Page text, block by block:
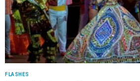
FLASHES